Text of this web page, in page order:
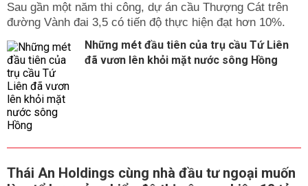
Sau gần một năm thi công, dự án cầu Thượng Cát trên
đường Vành đai 3,5 có tiến độ thực hiện đạt hơn 10%.
Những mét đầu tiên của trụ cầu Tứ Liên
đã vươn lên khỏi mặt nước sông Hồng
Thái An Holdings cùng nhà đầu tư ngoại muốn